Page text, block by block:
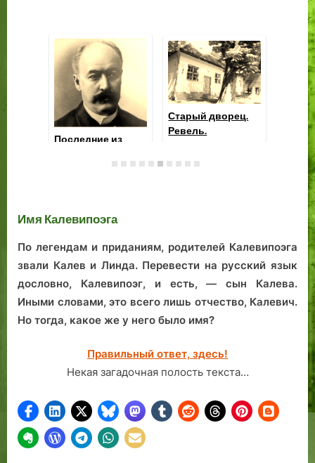
Конрад
Антон Хансен-
Таммсааре
Имя Калевипоэга
По легендам и приданиям, родителей Калевипоэга
звали Калев и Линда. Перевести на русский язык
дословно, Калевипоэг, и есть, — сын Калева.
Иными словами, это всего лишь отчество, Калевич.
Но тогда, какое же у него было имя?
Правильный ответ, здесь!
Некая загадочная полость текста…